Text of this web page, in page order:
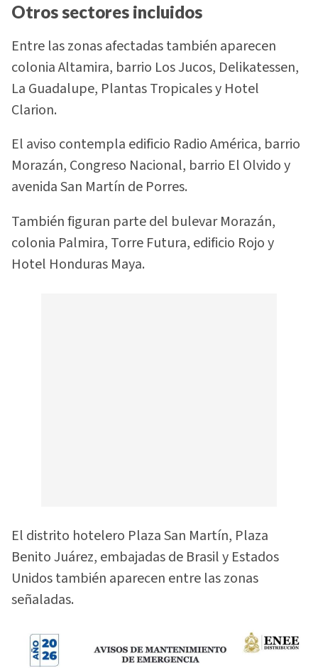
Otros sectores incluidos
Entre las zonas afectadas también aparecen
colonia Altamira, barrio Los Jucos, Delikatessen,
La Guadalupe, Plantas Tropicales y Hotel
Clarion.
El aviso contempla edificio Radio América, barrio
Morazán, Congreso Nacional, barrio El Olvido y
avenida San Martín de Porres.
También figuran parte del bulevar Morazán,
colonia Palmira, Torre Futura, edificio Rojo y
Hotel Honduras Maya.
El distrito hotelero Plaza San Martín, Plaza
Benito Juárez, embajadas de Brasil y Estados
Unidos también aparecen entre las zonas
señaladas.